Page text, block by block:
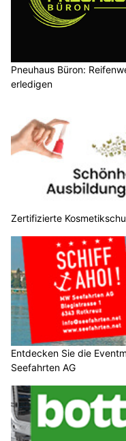
Pneuhaus Büron:
erledigen
Zertifizierte
Entdecken Sie die
Seefahrten AG